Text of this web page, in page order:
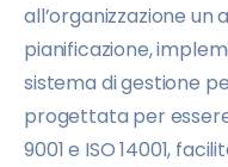
all’organizzazione
pianificazione,
sistema di gestione
progettata per
9001 e ISO 14001,